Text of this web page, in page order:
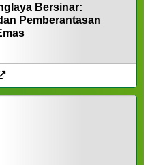
Bersinar:
Pemberantasan